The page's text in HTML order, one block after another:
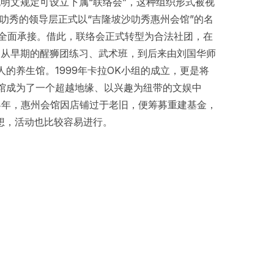
秀的领导层正式以“吉隆坡沙叻秀惠州会馆”的名
承接。借此，联络会正式转型为合法社团，在
早期的醒狮团练习、武术班，到后来由刘国华师
的养生馆。1999年卡拉OK小组的成立，更是将
为了一个超越地缘、以兴趣为纽带的文娱中
，惠州会馆因店铺过于老旧，便筹募重建基金，
活动也比较容易进行。